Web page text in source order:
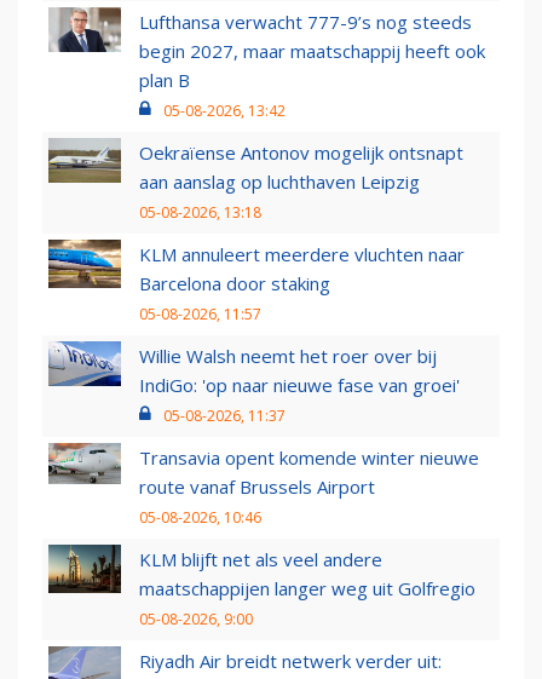
Lufthansa verwacht 777-9’s nog steeds
begin 2027, maar maatschappij heeft ook
plan B
05-08-2026, 13:42
Oekraïense Antonov mogelijk ontsnapt
aan aanslag op luchthaven Leipzig
05-08-2026, 13:18
KLM annuleert meerdere vluchten naar
Barcelona door staking
05-08-2026, 11:57
Willie Walsh neemt het roer over bij
IndiGo: 'op naar nieuwe fase van groei'
05-08-2026, 11:37
Transavia opent komende winter nieuwe
route vanaf Brussels Airport
05-08-2026, 10:46
KLM blijft net als veel andere
maatschappijen langer weg uit Golfregio
05-08-2026, 9:00
Riyadh Air breidt netwerk verder uit: